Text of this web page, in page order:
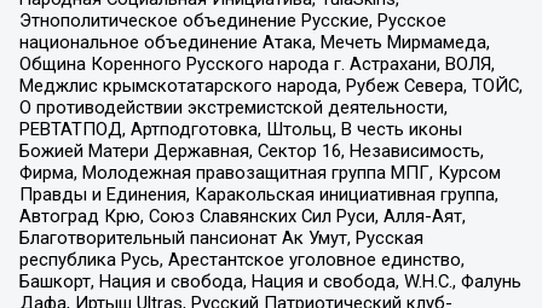
Этнополитическое объединение Русские, Русское
национальное объединение Атака, Мечеть Мирмамеда,
Община Коренного Русского народа г. Астрахани, ВОЛЯ,
Меджлис крымскотатарского народа, Рубеж Севера, ТОЙС,
О противодействии экстремистской деятельности,
РЕВТАТПОД, Артподготовка, Штольц, В честь иконы
Божией Матери Державная, Сектор 16, Независимость,
Фирма, Молодежная правозащитная группа МПГ, Курсом
Правды и Единения, Каракольская инициативная группа,
Автоград Крю, Союз Славянских Сил Руси, Алля-Аят,
Благотворительный пансионат Ак Умут, Русская
республика Русь, Арестантское уголовное единство,
Башкорт, Нация и свобода, Нация и свобода, W.H.С., Фалунь
Дафа, Иртыш Ultras, Русский Патриотический клуб-